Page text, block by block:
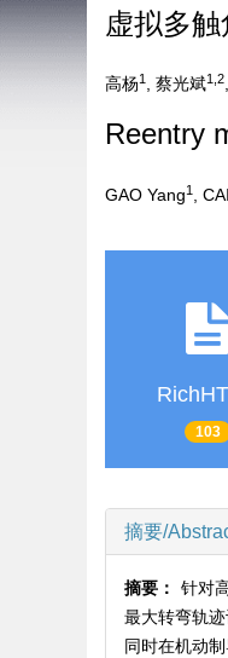
虚拟多
高杨1 , 蔡光斌1,2
Reentry
GAO Yang1 ,
103
摘要/
摘要： 针对
最大转弯轨
同时在机动